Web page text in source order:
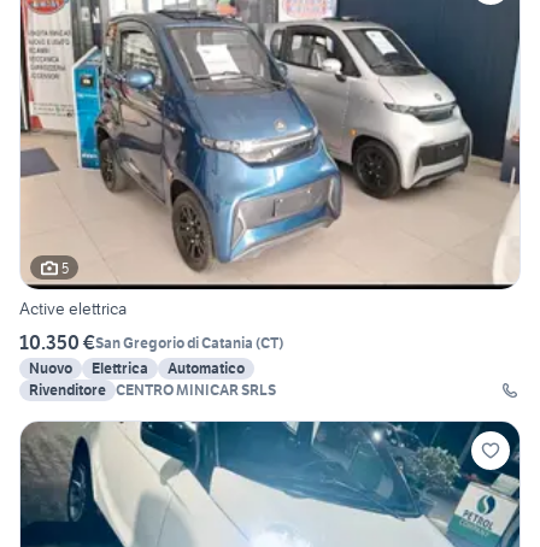
5
Active elettrica
10.350 €San Gregorio di Catania (CT)
Nuovo
Elettrica
Automatico
Rivenditore CENTRO MINICAR SRLS